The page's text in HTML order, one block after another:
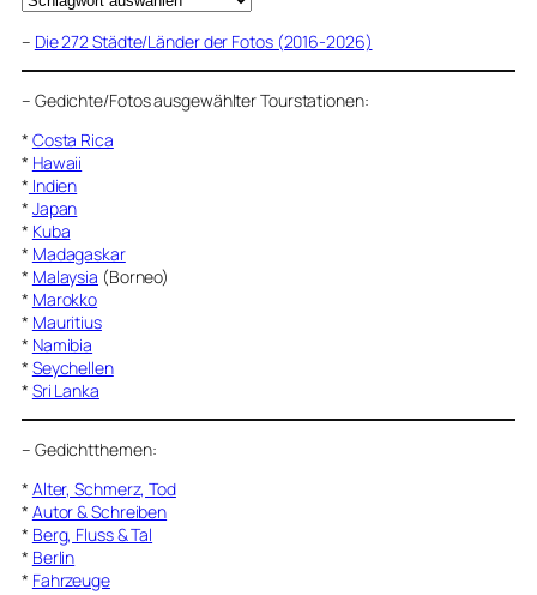
– Die 272 Städte/Länder der Fotos (2016-2026)
– Gedichte/Fotos ausgewählter Tourstationen:
* Costa Rica
* Hawaii
* Indien
* Japan
* Kuba
* Madagaskar
* Malaysia (Borneo)
* Marokko
* Mauritius
* Namibia
* Seychellen
* Sri Lanka
– Gedichtthemen:
* Alter, Schmerz, Tod
* Autor & Schreiben
* Berg, Fluss & Tal
* Berlin
* Fahrzeuge